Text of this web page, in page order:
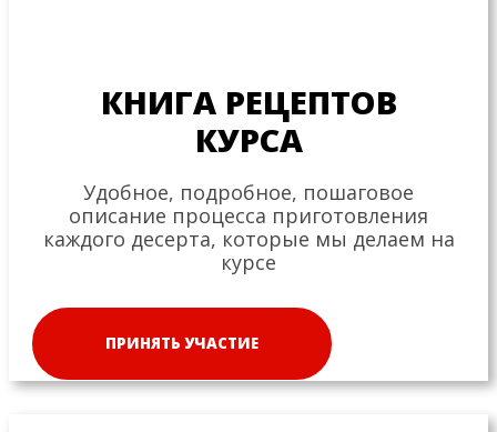
КНИГА РЕЦЕПТОВ
КУРСА
Удобное, подробное, пошаговое
описание процесса приготовления
каждого десерта, которые мы делаем на
курсе
ПРИНЯТЬ УЧАСТИЕ